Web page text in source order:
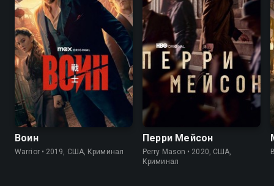
8.2 8.4
Воин
Warrior • 2019, США, Криминал
Перри Мейсон
Perry Mason • 2020, США,
Криминал